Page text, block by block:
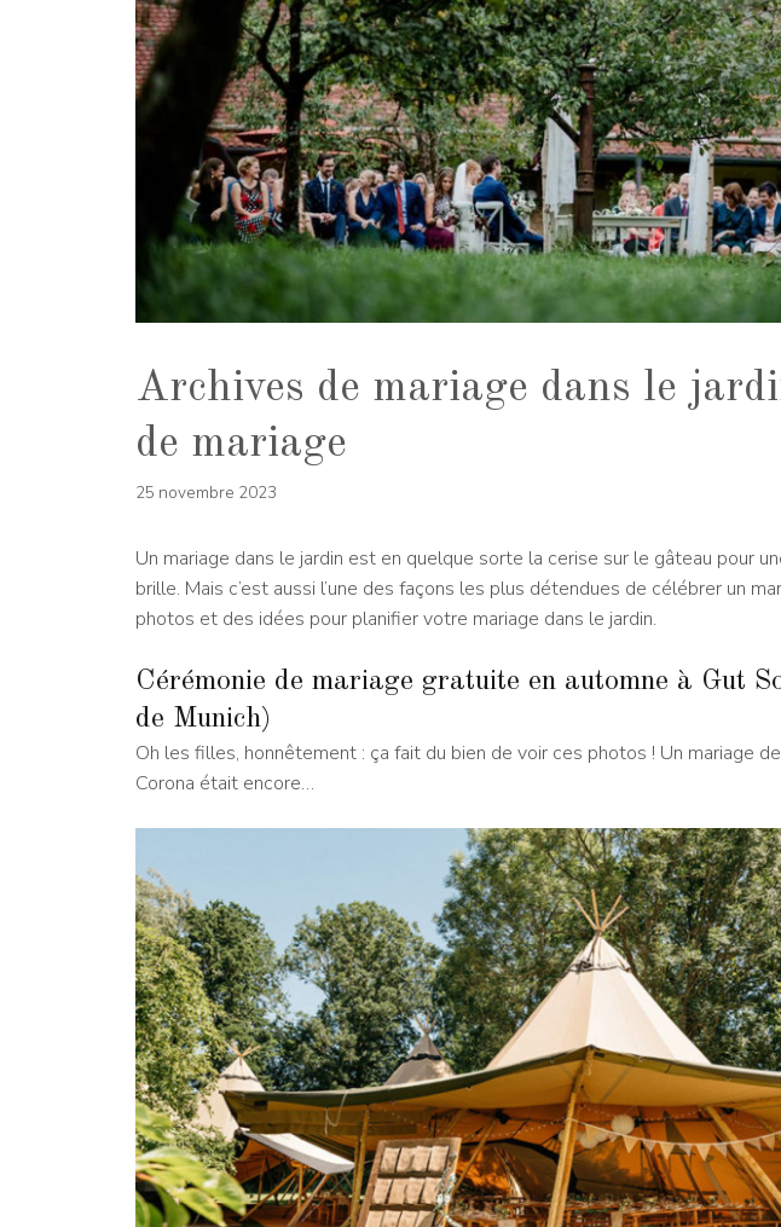
Archives de mariage dans le
de mariage
25 novembre 2023
Un mariage dans le jardin est en quelque sorte la cerise sur le gâteau pour
brille. Mais c’est aussi l’une des façons les plus détendues de célébrer un
photos et des idées pour planifier votre mariage dans le jardin.
Cérémonie de mariage gratuite en automne à Gut
de Munich)
Oh les filles, honnêtement : ça fait du bien de voir ces photos ! Un mariage
Corona était encore…